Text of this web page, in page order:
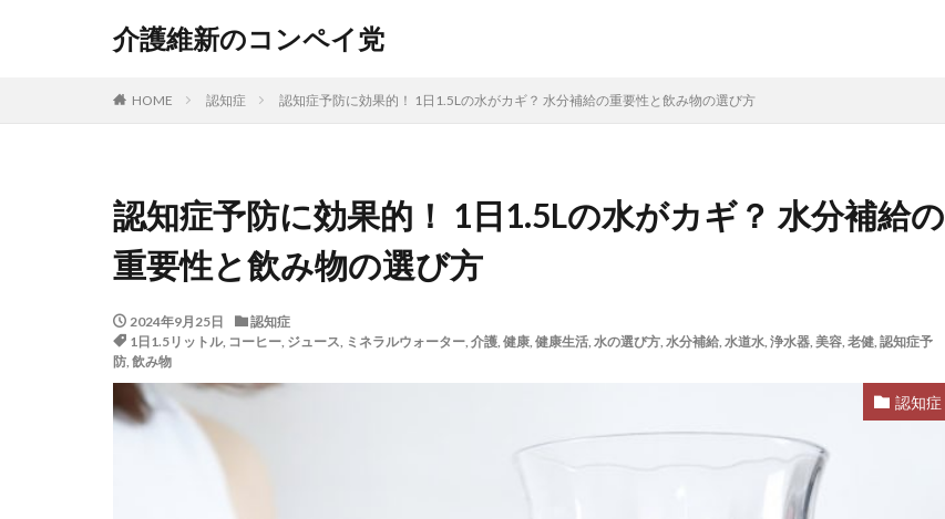
介護維新のコンペイ党
検索
HOME 認知症 認知症予防に効果的！ 1日1.5Lの水がカギ？ 水分補給の重要性と飲み物の選び方
認知症予防に効果的！ 1日1.5Lの水がカギ？ 水分補給の
重要性と飲み物の選び方
2024年9月25日
認知症
1日1.5リットル, コーヒー, ジュース, ミネラルウォーター, 介護, 健康, 健康生活, 水の選び方, 水分補給, 水道水, 浄水器, 美容, 老健, 認知症予
防, 飲み物
認知症